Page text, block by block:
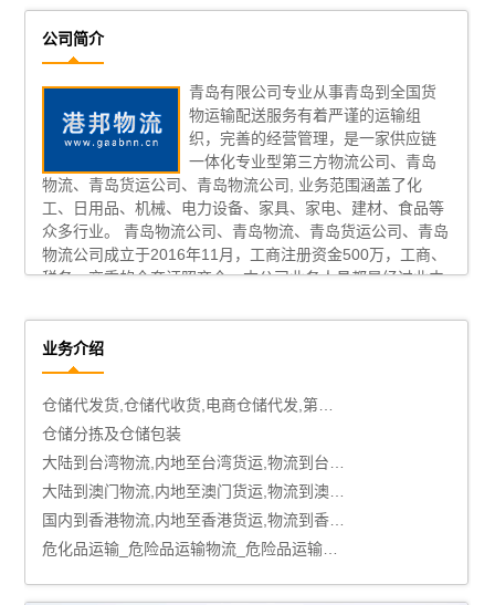
公司简介
青岛有限公司专业从事青岛到全国货
物运输配送服务有着严谨的运输组
织，完善的经营管理，是一家供应链
一体化专业型第三方物流公司、青岛
物流、青岛货运公司、青岛物流公司, 业务范围涵盖了化
工、日用品、机械、电力设备、家具、家电、建材、食品等
众多行业。 青岛物流公司、青岛物流、青岛货运公司、青岛
物流公司成立于2016年11月，工商注册资金500万，工商、
税务、交委的全套证照齐全。本公司业务人员都是经过业内
宜。安全、快 捷、可靠、认真、快速、守信—是青岛公司经
营的宗旨。
业务介绍
国际海运
国际空运
冷藏物流_冷藏仓储物流
电商仓储物流_电商仓储配送
全国配送,全国门店配送,全国物流配送
仓储托管,托管式仓储服务,托管仓储,第三方仓储托管
仓储代发货,仓储代收货,电商仓储代发,第三方仓储代发货
危化品运输_危险品运输物流_危险品运输公司